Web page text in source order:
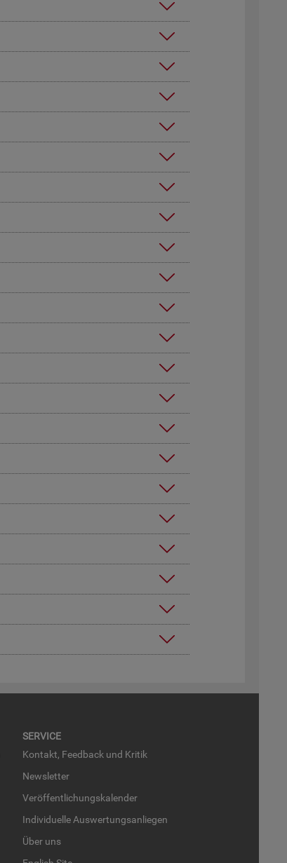
SER­VICE
Kon­takt, Feed­back und Kri­tik
News­let­ter
Ver­öf­fent­li­chungs­ka­len­der
In­di­vi­du­el­le Aus­wer­tungs­an­lie­gen
Über uns